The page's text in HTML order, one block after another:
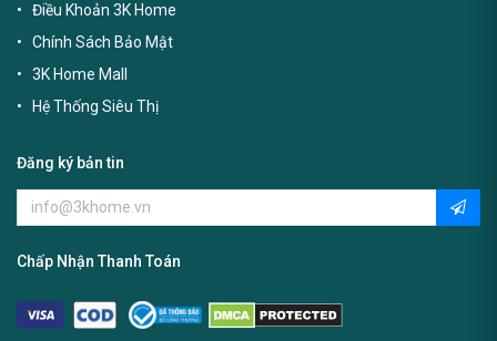
Điều Khoản 3K Home
Chính Sách Bảo Mật
3K Home Mall
Hệ Thống Siêu Thị
Đăng ký bản tin
Chấp Nhận Thanh Toán